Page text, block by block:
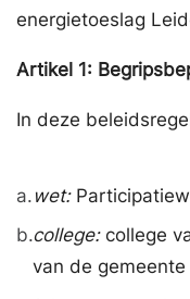
energietoeslag
Artikel 1:
In deze
a. wet:
b.college:college
van de